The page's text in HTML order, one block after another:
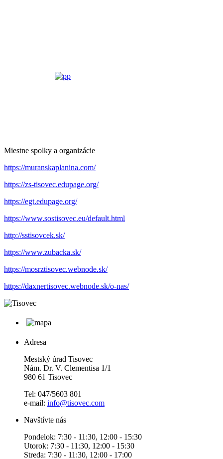
Miestne spolky a organizácie
https://muranskaplanina.com/
https://zs-tisovec.edupage.org/
https://egt.edupage.org/
https://www.sostisovec.eu/default.html
http://sstisovcek.sk/
https://www.zubacka.sk/
https://mosrztisovec.webnode.sk/
https://daxnertisovec.webnode.sk/o-nas/
Adresa
Mestský úrad Tisovec
Nám. Dr. V. Clementisa 1/1
980 61 Tisovec
Tel: 047/5603 801
e-mail: info@tisovec.com
Navštívte nás
Pondelok: 7:30 - 11:30, 12:00 - 15:30
Utorok: 7:30 - 11:30, 12:00 - 15:30
Streda: 7:30 - 11:30, 12:00 - 17:00